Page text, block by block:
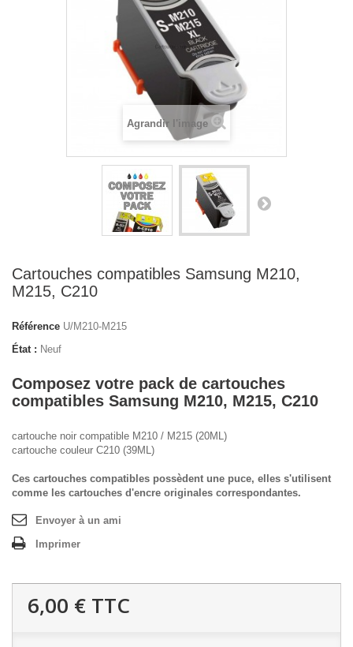
Agrandir l'image
Cartouches compatibles Samsung M210,
M215, C210
Référence U/M210-M215
État : Neuf
Composez votre pack de cartouches
compatibles Samsung M210, M215, C210
cartouche noir compatible M210 / M215 (20ML)
cartouche couleur C210 (39ML)
Ces cartouches compatibles possèdent une puce, elles s'utilisent
comme les cartouches d'encre originales correspondantes.
Envoyer à un ami
Imprimer
6,00 € TTC